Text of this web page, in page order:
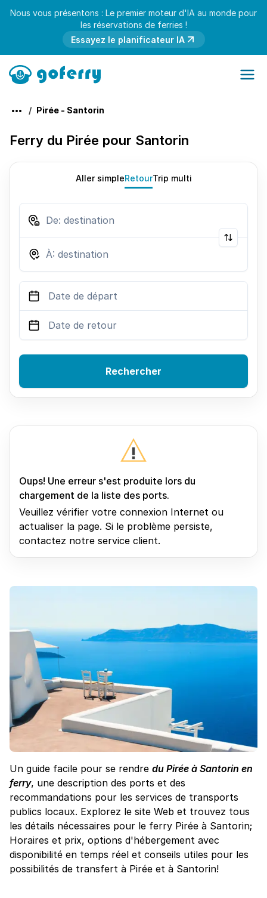
Nous vous présentons : Le premier moteur d'IA au monde pour
les réservations de ferries !
Essayez le planificateur IA
Pirée - Santorin
Ferry du Pirée pour Santorin
Un guide facile pour se rendre du Pirée à Santorin en
ferry, une description des ports et des
recommandations pour les services de transports
publics locaux. Explorez le site Web et trouvez tous
les détails nécessaires pour le ferry Pirée à Santorin;
Horaires et prix, options d'hébergement avec
disponibilité en temps réel et conseils utiles pour les
possibilités de transfert à Pirée et à Santorin!
Aller simpleRetourTrip multi
Rechercher
Oups! Une erreur s'est produite lors du
chargement de la liste des ports.
Veuillez vérifier votre connexion Internet ou
actualiser la page. Si le problème persiste,
contactez notre service client.